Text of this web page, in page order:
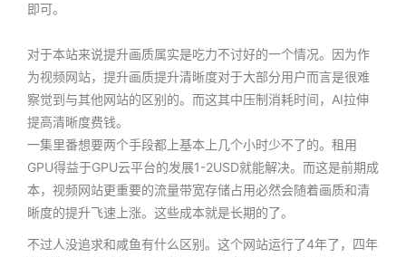
即可。
对于本站来说提升画质属实是吃力不讨好的一个情况。因为作
为视频网站，提升画质提升清晰度对于大部分用户而言是很难
察觉到与其他网站的区别的。而这其中压制消耗时间，AI拉伸
提高清晰度费钱。
一集里番想要两个手段都上基本上几个小时少不了的。租用
GPU得益于GPU云平台的发展1-2USD就能解决。而这是前期成
本，视频网站更重要的流量带宽存储占用必然会随着画质和清
晰度的提升飞速上涨。这些成本就是长期的了。
不过人没追求和咸鱼有什么区别。这个网站运行了4年了，四年